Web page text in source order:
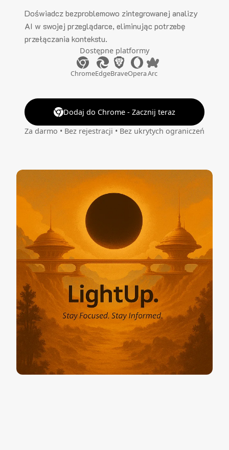
Doświadcz bezproblemowo zintegrowanej analizy
AI w swojej przeglądarce, eliminując potrzebę
przełączania kontekstu.
Dostępne platformy
ChromeEdgeBraveOperaArc
Dodaj do Chrome - Zacznij teraz
Za darmo • Bez rejestracji • Bez ukrytych ograniczeń